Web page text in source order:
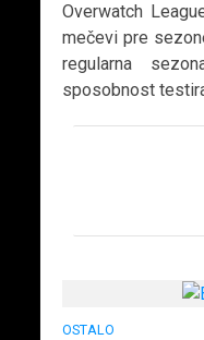
Overwatch
mečevi pre
regularna
sposobnost
OSTALO